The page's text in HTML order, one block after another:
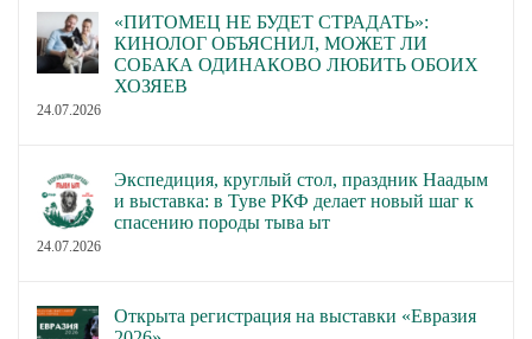
монопородных выставках
НКП Пули и Положения о
титулах НКП Пули.
монопородных выставках
НКП Пули и Положение о
титулах НКП Пули.
Утверждение Положения о
Положения о титулах НКП
Японский хин.
Положения о титулах НКП
Японский хин.
Утверждение Положения о
НКП Ротвейлер.
«ПИТОМЕЦ НЕ БУДЕТ СТРАДАТЬ»:
КИНОЛОГ ОБЪЯСНИЛ, МОЖЕТ ЛИ
СОБАКА ОДИНАКОВО ЛЮБИТЬ ОБОИХ
ХОЗЯЕВ
24.07.2026
Экспедиция, круглый стол, праздник Наадым
и выставка: в Туве РКФ делает новый шаг к
спасению породы тыва ыт
24.07.2026
Открыта регистрация на выставки «Евразия